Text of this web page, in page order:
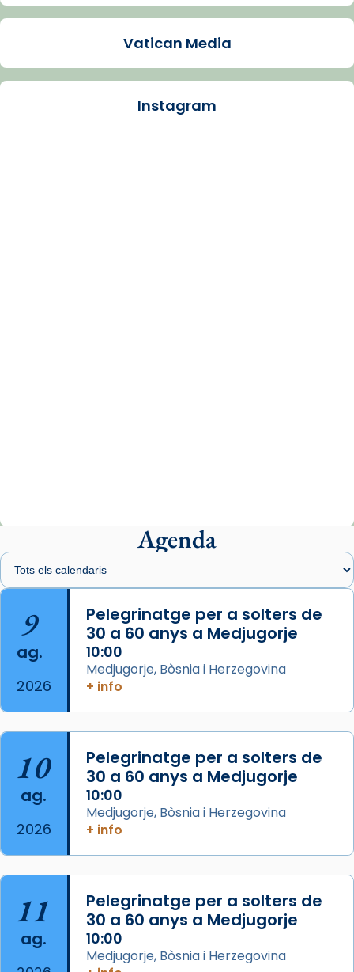
Imatge: Generada amb IA (OpenAI)
Arquebisbat de Barcelona
presidit aquest 27 de juliol la missa de Les
Santes de Mataró.
🔗
📸 J. Merino
Photo
View on Facebook ·
de Barcelona.
Aquest dilluns, 27 de juliol, ha tingut lloc la
missa d’acció de gràcies en agraïment al
comitè organitzador de la visita apostòlica
del Sant Pare Lleó XIV a Barcelona, i als
col·laboradors, a la Catedral de Barcelona.
L’arquebisbe de Barcelona, el cardenal Joan
Josep Omella, ha presidit la missa i l’ha
concelebrat el bisbe auxiliar de Barcelona,
Mons. David Abadías.
📸 Dr. G. Simón
Vatican Media
Instagram
Agenda
9
ag.
2026
Pelegrinatge per a solters de
30 a 60 anys a Medjugorje
10:00
Medjugorje, Bòsnia i Herzegovina
+ info
10
ag.
2026
Pelegrinatge per a solters de
30 a 60 anys a Medjugorje
10:00
Medjugorje, Bòsnia i Herzegovina
+ info
11
ag.
Pelegrinatge per a solters de
30 a 60 anys a Medjugorje
10:00
Medjugorje, Bòsnia i Herzegovina